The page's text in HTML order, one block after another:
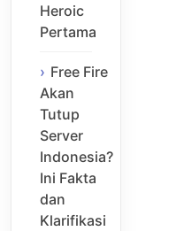
Heroic
Pertama
Free Fire
Akan
Tutup
Server
Indonesia?
Ini Fakta
dan
Klarifikasi